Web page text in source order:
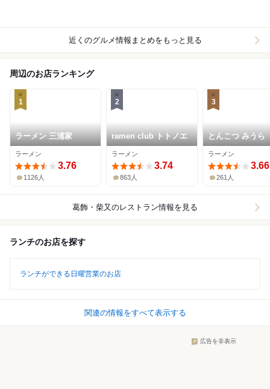
近くのグルメ情報まとめをもっと見る
周辺のお店ランキング
1
ラーメン 三浦家
ラーメン
3.76
1126人
2
ramen club トトノエ
ラーメン
3.74
863人
3
とんこつ みうら
ラーメン
3.66
261人
葛飾・柴又のレストラン情報を見る
ランチのお店を探す
ランチができる日曜営業のお店
関連の情報をすべて表示する
広告を非表示